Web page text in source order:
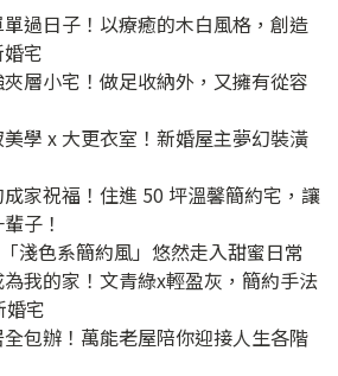
過日子！以療癒的木白風格，創造
宅
層小宅！做足收納外，又擁有從容
學 x 大更衣室！新婚屋主夢幻裝潢
家祝福！住進 50 坪溫馨簡約宅，讓
子！
淺色系簡約風」悠然走入甜蜜日常
我的家！文青綠x輕盈灰，簡約手法
婚宅
包辦！萬能老屋陪你迎接人生各階